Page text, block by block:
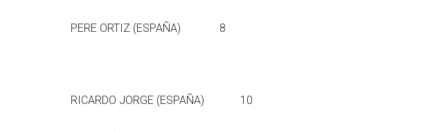
PERE ORTIZ (ESPAÑA) 8
RICARDO JORGE (ESPAÑA) 10